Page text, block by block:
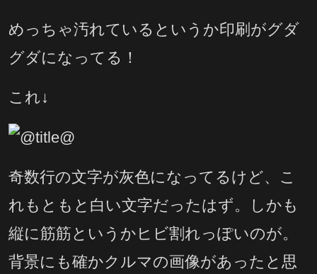
めっちゃ汚れているというか印刷がグダ
グダになってる！
これ↓
奇数行の文字が灰色になってるけど、こ
れもともと白い文字だったはず。しかも
縦に筋筋というかヒビ割れっぽいのが。
背景にも確かクルマの画像があったと思